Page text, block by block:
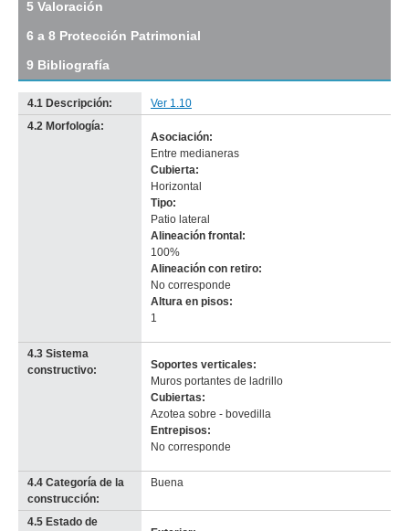
5)
tamaño
original
5 Valoración
6 a 8 Protección Patrimonial
9 Bibliografía
4.1 Descripción:
Ver 1.10
4.2 Morfología:
Asociación:
Entre medianeras
Cubierta:
Horizontal
Tipo:
Patio lateral
Alineación frontal:
100%
Alineación con retiro:
No corresponde
-
no
Altura en pisos:
1
4.3 Sistema
constructivo:
Soportes verticales:
Muros portantes de ladrillo
Cubiertas:
Azotea sobre - bovedilla
Entrepisos:
No corresponde
4.4 Categoría de la
construcción:
Buena
4.5 Estado de